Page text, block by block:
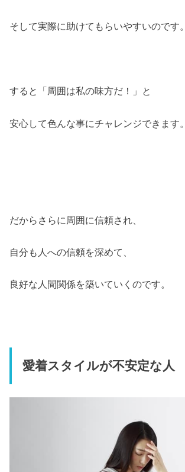
そして実際に助けてもらいやすいのです。
すると「周囲は私の味方だ！」と
安心して色んな事にチャレンジできます。
だからさらに周囲に信頼され、
自分も人への信頼を深めて、
良好な人間関係を築いていくのです。
愛着スタイルが不安定な人